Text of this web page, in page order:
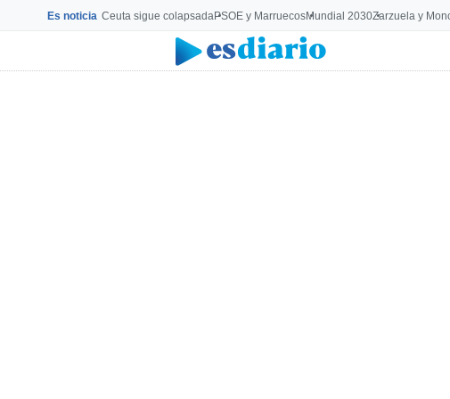
Es noticia Ceuta sigue colapsadaPSOE y MarruecosMundial 2030Zarzuela y